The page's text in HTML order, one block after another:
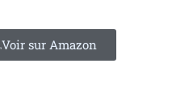
Voir sur Amazon